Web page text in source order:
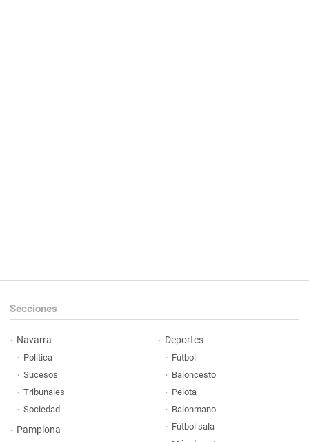
Secciones
Navarra
Política
Sucesos
Tribunales
Sociedad
Pamplona
Deportes
Fútbol
Baloncesto
Pelota
Balonmano
Fútbol sala